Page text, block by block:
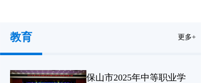
教育 更多+
保山市2025年中等职业学